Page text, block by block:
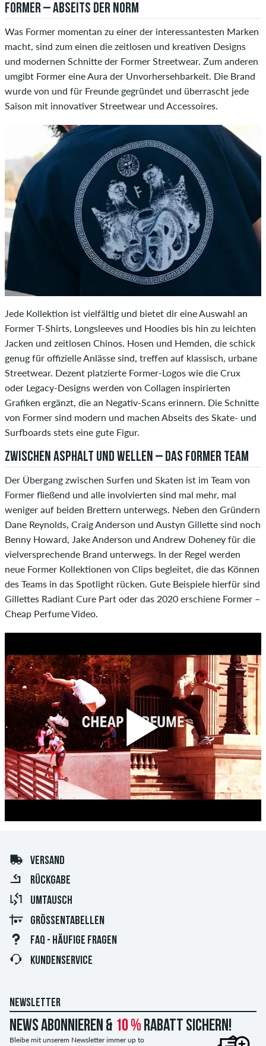
FORMER – ABSEITS DER NORM
Was Former momentan zu einer der interessantesten Marken
macht, sind zum einen die zeitlosen und kreativen Designs
und modernen Schnitte der Former Streetwear. Zum anderen
umgibt Former eine Aura der Unvorhersehbarkeit. Die Brand
wurde von und für Freunde gegründet und überrascht jede
Saison mit innovativer Streetwear und Accessoires.
Jede Kollektion ist vielfältig und bietet dir eine Auswahl an
Former T-Shirts, Longsleeves und Hoodies bis hin zu leichten
Jacken und zeitlosen Chinos. Hosen und Hemden, die schick
genug für offizielle Anlässe sind, treffen auf klassisch, urbane
Streetwear. Dezent platzierte Former-Logos wie die Crux
oder Legacy-Designs werden von Collagen inspirierten
Grafiken ergänzt, die an Negativ-Scans erinnern. Die Schnitte
von Former sind modern und machen Abseits des Skate- und
Surfboards stets eine gute Figur.
ZWISCHEN ASPHALT UND WELLEN – DAS FORMER TEAM
Der Übergang zwischen Surfen und Skaten ist im Team von
Former fließend und alle involvierten sind mal mehr, mal
weniger auf beiden Brettern unterwegs. Neben den Gründern
Dane Reynolds, Craig Anderson und Austyn Gillette sind noch
Benny Howard, Jake Anderson und Andrew Doheney für die
vielversprechende Brand unterwegs. In der Regel werden
neue Former Kollektionen von Clips begleitet, die das Können
des Teams in das Spotlight rücken. Gute Beispiele hierfür sind
Gillettes Radiant Cure Part oder das 2020 erschiene Former –
Cheap Perfume Video.
VERSAND
RÜCKGABE
UMTAUSCH
GRÖSSENTABELLEN
FAQ - HÄUFIGE FRAGEN
KUNDENSERVICE
NEWSLETTER
News abonnieren & 10 % Rabatt sichern!
Bleibe mit unserem Newsletter immer up to